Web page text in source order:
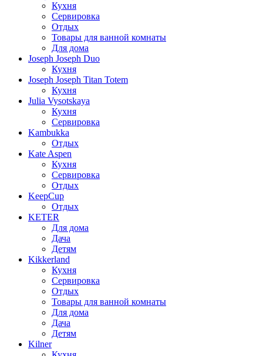
Кухня
Сервировка
Отдых
Товары для ванной комнаты
Для дома
Joseph Joseph Duo
Кухня
Joseph Joseph Titan Totem
Кухня
Julia Vysotskaya
Кухня
Сервировка
Kambukka
Отдых
Kate Aspen
Кухня
Сервировка
Отдых
KeepCup
Отдых
KETER
Для дома
Дача
Детям
Kikkerland
Кухня
Сервировка
Отдых
Товары для ванной комнаты
Для дома
Дача
Детям
Kilner